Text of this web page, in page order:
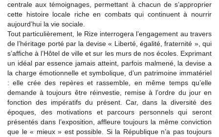
centrale aux témoignages, permettant à chacun de s’approprier
cette histoire locale riche en combats qui continuent à nourrir
aujourd’hui la vie sociale.
Tout particulièrement, le Rize interrogera l’engagement au travers
de l’héritage porté par la devise « Liberté, égalité, fraternité », qui
s’affiche à l’Hôtel de ville et sur les murs de nos écoles. Exprimant
un idéal par essence jamais atteint, parfois malmené, la devise a
la charge émotionnelle et symbolique, d’un patrimoine immatériel
: elle crée des repères et rassemble, en même temps qu’elle
demande à toujours être réinvestie, remise à l’ordre du jour en
fonction des impératifs du présent. Car, dans la diversité des
époques, des motivations et parcours personnels qui seront
présentés dans l’exposition, affleure toujours la même conviction
que le « mieux » est possible. Si la République n’a pas toujours